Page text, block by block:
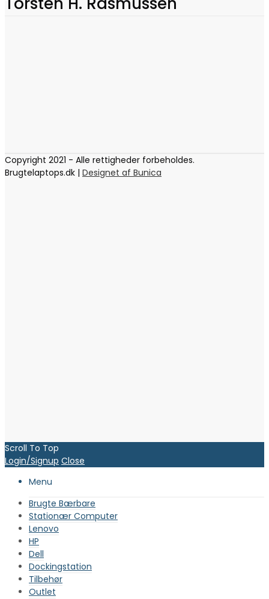
Copyright 2021 - Alle rettigheder forbeholdes.
Brugtelaptops.dk | Designet af Bunica
Scroll To Top
Login/Signup Close
Menu
Brugte Bærbare
Stationær Computer
Lenovo
HP
Dell
Dockingstation
Tilbehør
Outlet